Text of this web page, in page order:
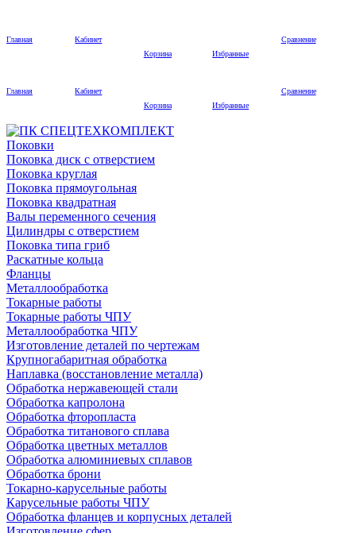
Главная
Кабинет
Корзина
Избранные
Сравнение
Главная
Кабинет
Корзина
Избранные
Сравнение
Поковки
Поковка диск с отверстием
Поковка круглая
Поковка прямоугольная
Поковка квадратная
Валы переменного сечения
Цилиндры с отверстием
Поковка типа гриб
Раскатные кольца
Фланцы
Металлообработка
Токарные работы
Токарные работы ЧПУ
Металлообработка ЧПУ
Изготовление деталей по чертежам
Крупногабаритная обработка
Наплавка (восстановление металла)
Обработка нержавеющей стали
Обработка капролона
Обработка фторопласта
Обработка титанового сплава
Обработка цветных металлов
Обработка алюминиевых сплавов
Обработка брони
Токарно-карусельные работы
Карусельные работы ЧПУ
Обработка фланцев и корпусных деталей